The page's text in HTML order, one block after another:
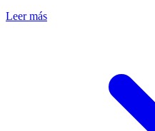
Leer más